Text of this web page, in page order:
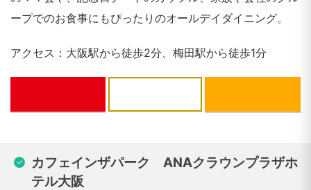
ープでのお食事にもぴったりのオールデイダイニング。
アクセス：大阪駅から徒歩2分、梅田駅から徒歩1分
カフェインザパーク ANAクラウンプラザホ
テル大阪